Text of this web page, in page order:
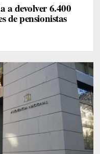
a devolver 6.400
de pensionistas